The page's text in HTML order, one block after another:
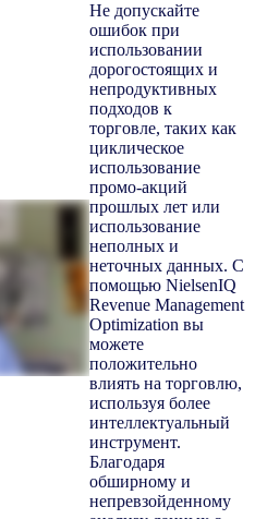
Не допускайте
ошибок при
использовании
дорогостоящих и
непродуктивных
подходов к
торговле, таких как
циклическое
использование
промо-акций
прошлых лет или
использование
неполных и
неточных данных. С
помощью NielsenIQ
Revenue Management
Optimization вы
можете
положительно
влиять на торговлю,
используя более
интеллектуальный
инструмент.
Благодаря
обширному и
непревзойденному